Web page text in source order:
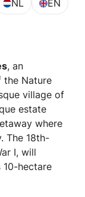
NL EN
, an
the Nature
village of
estate
where
The 18th-
I, will
hectare